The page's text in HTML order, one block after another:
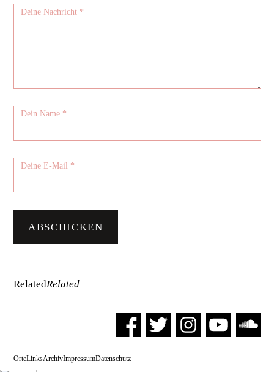
RelatedRelated
OrteLinksArchivImpressumDatenschutz